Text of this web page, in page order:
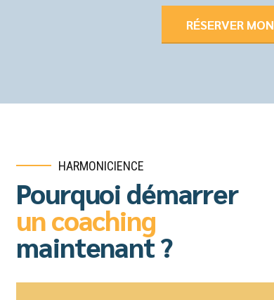
RÉSERVER
HARMONICIENCE
Pourquoi démarrer
un coaching
maintenant ?